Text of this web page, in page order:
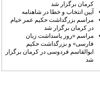
کرمان برگزار شد
آیین انتخاب و خطا در شاهنامه
مراسم بزرگداشت حکیم عمر خیام
در کرمان برگزار شد
مراسم «روز پاسداشت زبان
فارسی» و بزرگداشت حکیم
ابوالقاسم فردوسی در کرمان برگزار
شد